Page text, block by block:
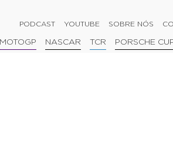
PODCAST YOUTUBE SOBRE NÓS
MOTOGP NASCAR TCR PORSCHE